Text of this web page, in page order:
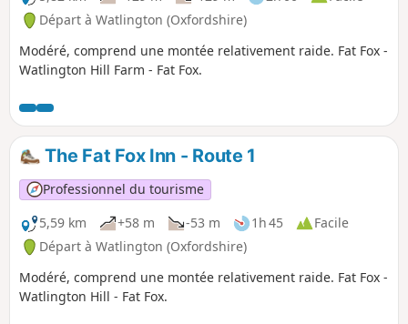
Départ à Watlington (Oxfordshire)
Modéré, comprend une montée relativement raide. Fat Fox -
Watlington Hill Farm - Fat Fox.
The Fat Fox Inn - Route 1
Professionnel du tourisme
5,59 km
+58 m -53 m 1h 45
Facile
Départ à Watlington (Oxfordshire)
Modéré, comprend une montée relativement raide. Fat Fox -
Watlington Hill - Fat Fox.